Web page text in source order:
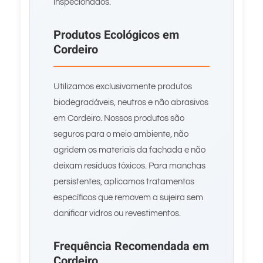
inspecionados.
Produtos Ecológicos em
Cordeiro
Utilizamos exclusivamente produtos
biodegradáveis, neutros e não abrasivos
em Cordeiro. Nossos produtos são
seguros para o meio ambiente, não
agridem os materiais da fachada e não
deixam resíduos tóxicos. Para manchas
persistentes, aplicamos tratamentos
específicos que removem a sujeira sem
danificar vidros ou revestimentos.
Frequência Recomendada em